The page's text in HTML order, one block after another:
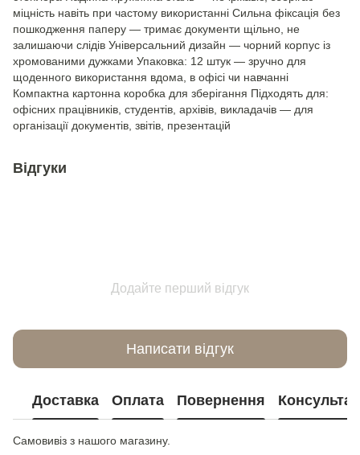
міцність навіть при частому використанні Сильна фіксація без
пошкодження паперу — тримає документи щільно, не
залишаючи слідів Універсальний дизайн — чорний корпус із
хромованими дужками Упаковка: 12 штук — зручно для
щоденного використання вдома, в офісі чи навчанні
Компактна картонна коробка для зберігання Підходять для:
офісних працівників, студентів, архівів, викладачів — для
організації документів, звітів, презентацій
Відгуки
Додайте перший відгук
Написати відгук
Доставка Оплата Повернення
Самовивіз з нашого магазину.